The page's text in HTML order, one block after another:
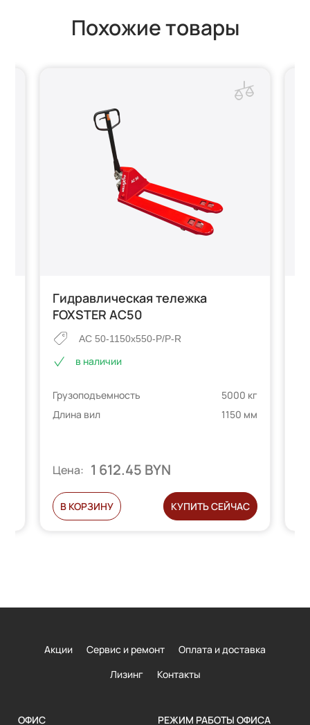
Похожие товары
Гидравлическая тележка
FOXSTER AC50
AC 50-1150x550-P/P-R
в наличии
Грузоподъемность
5000 кг
Длина вил
1150 мм
Цена: 1 612.45 BYN
В КОРЗИНУ КУПИТЬ СЕЙЧАС
Акции Сервис и ремонт
Оплата и доставка
Лизинг
Контакты
ОФИС
РЕЖИМ РАБОТЫ ОФИСА